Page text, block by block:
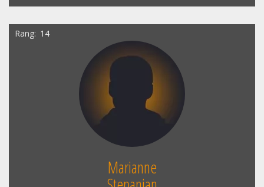
Rang 14
Marianne